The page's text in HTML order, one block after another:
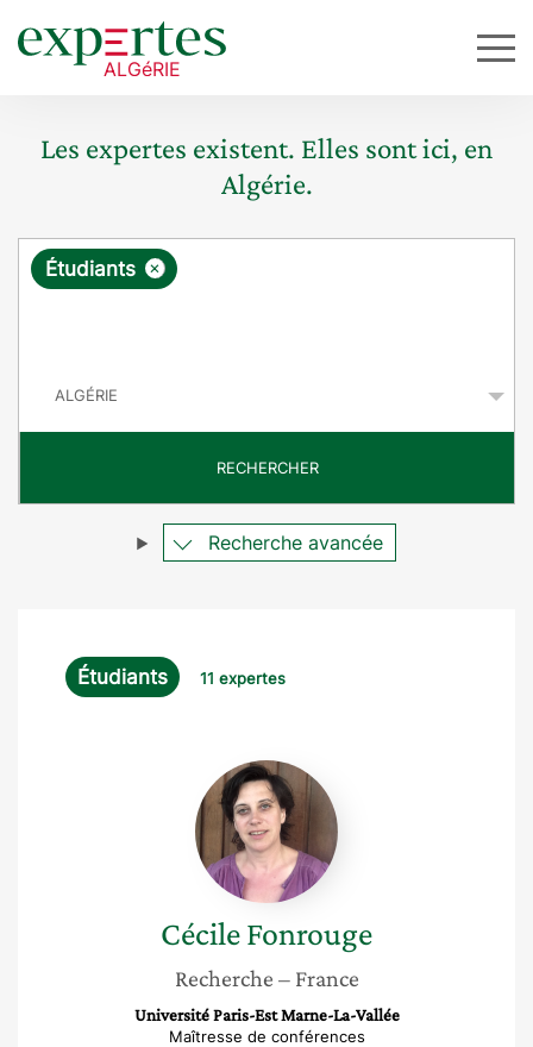
Les expertes existent. Elles sont ici, en
Algérie.
R
ê
e
×
Étudiants
RECHERCHER
Recherche avancée
Étudiants 11 expertes
Cécile
Fonrouge
CécileFonrouge
Recherche – France
Université Paris-Est Marne-La-Vallée
Maîtresse de conférences